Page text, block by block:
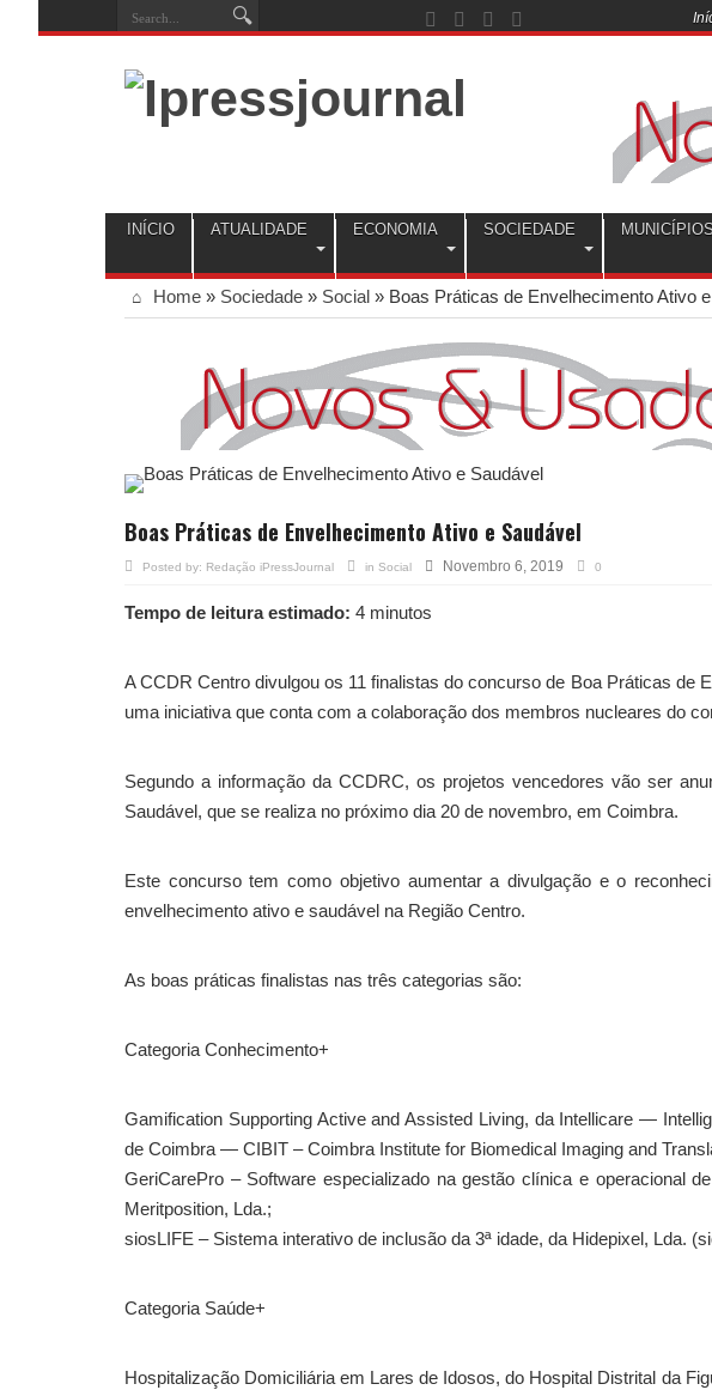
INÍCIO ATUALIDADE ECONOMIA SOCIEDADE MUNICÍPIOS
Home » Sociedade » Social » Boas Práticas de Envelhecimento Ativo
Boas Práticas de Envelhecimento Ativo e Saudável
Posted by: Redação iPressJournal in Social Novembro 6, 2019 0
Tempo de leitura estimado: 4 minutos
A CCDR Centro divulgou os 11 finalistas do concurso de Boa Práticas de
uma iniciativa que conta com a colaboração dos membros nucleares do
Segundo a informação da CCDRC, os projetos vencedores vão ser
Saudável, que se realiza no próximo dia 20 de novembro, em Coimbra.
Este concurso tem como objetivo aumentar a divulgação e o
envelhecimento ativo e saudável na Região Centro.
As boas práticas finalistas nas três categorias são:
Categoria Conhecimento+
Gamification Supporting Active and Assisted Living, da Intellicare —
de Coimbra — CIBIT – Coimbra Institute for Biomedical Imaging and
GeriCarePro – Software especializado na gestão clínica e operacional
Meritposition, Lda.;
siosLIFE – Sistema interativo de inclusão da 3ª idade, da Hidepixel, Lda.
Categoria Saúde+
Hospitalização Domiciliária em Lares de Idosos, do Hospital Distrital da